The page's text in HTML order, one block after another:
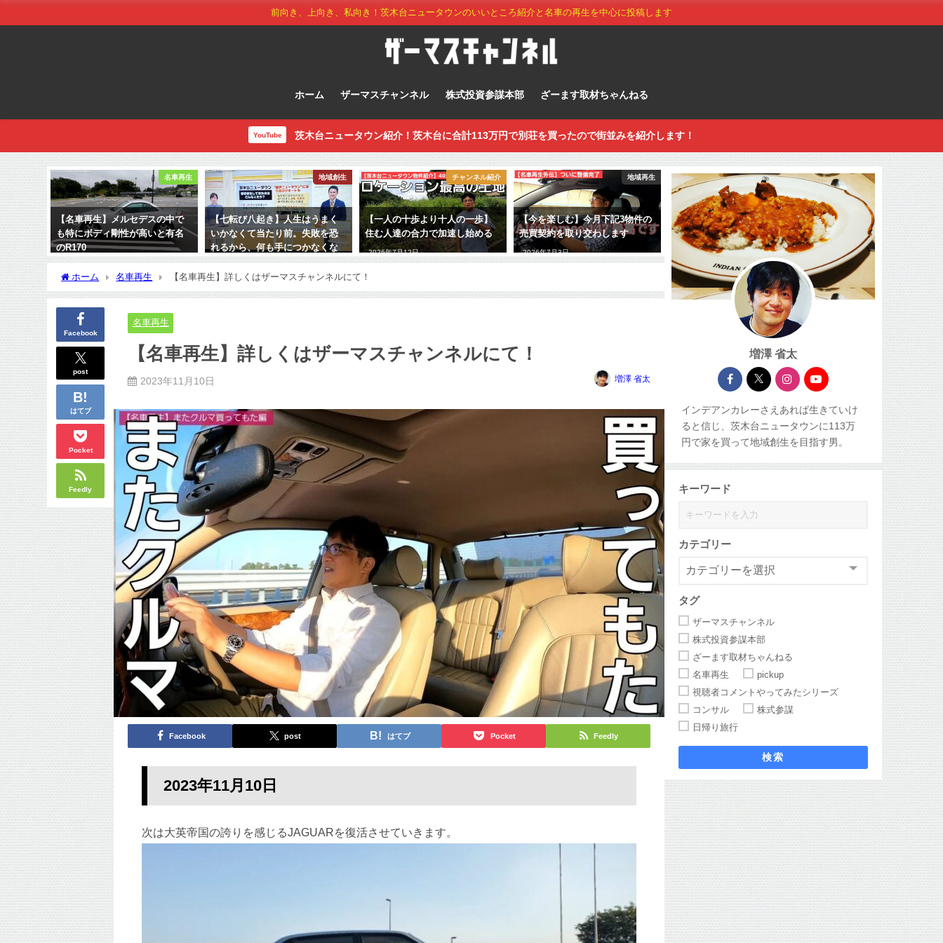
前向き、上向き、私向き！茨木台ニュータウンのいいところ紹介と名車の再生を中心に投稿します
ホーム ザーマスチャンネル 株式投資参謀本部 ざーます取材ちゃんねる
YouTube 茨木台ニュータウン紹介！茨木台に合計113万円で別荘を買ったので街並みを紹介します！
名車再生
【名車再生】メルセデスの中で
も特にボディ剛性が高いと有名
のR170
地域創生
【七転び八起き】人生はうまく
いかなくて当たり前。失敗を恐
れるから、何も手につかなくな
るのではないか
2022年12月1日
チャンネル紹介
【一人の十歩より十人の一歩】
住む人達の合力で加速し始める
2026年7月12日
地域再生
【今を楽しむ】今月下記3物件の
売買契約を取り交わします
2026年7月3日
ホーム 名車再生 【名車再生】詳しくはザーマスチャンネルにて！
Facebook
post
はてブ
Pocket
Feedly
名車再生
【名車再生】詳しくはザーマスチャンネルにて！
2023年11月10日 増澤 省太
Facebook post はてブ Pocket Feedly
2023年11月10日
次は大英帝国の誇りを感じるJAGUARを復活させていきます。
増澤 省太
インデアンカレーさえあれば生きていけ
ると信じ、茨木台ニュータウンに113万
円で家を買って地域創生を目指す男。
キーワード
カテゴリー
タグ
ザーマスチャンネル
株式投資参謀本部
ざーます取材ちゃんねる
名車再生
pickup
視聴者コメントやってみたシリーズ
コンサル
株式参謀
日帰り旅行
検索